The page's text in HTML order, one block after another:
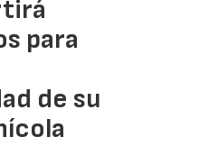
para
de su